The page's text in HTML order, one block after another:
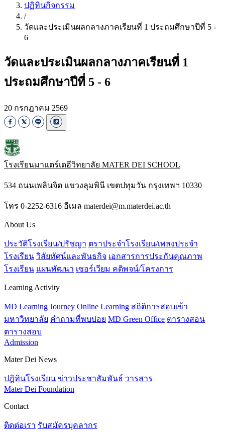
ปฏิทินกิจกรรม
/
วัดและประเมินผลกลางภาคเรียนที่ 1 ประถมศึกษาปีที่ 5 -
6
วัดและประเมินผลกลางภาคเรียนที่ 1
ประถมศึกษาปีที่ 5 - 6
20 กรกฎาคม 2569
โรงเรียนมาแตร์เดอีวิทยาลัย MATER DEI SCHOOL
534 ถนนเพลินจิต แขวงลุมพินี เขตปทุมวัน กรุงเทพฯ 10330
โทร 0-2252-6316 อีเมล materdei@m.materdei.ac.th
About Us
ประวัติโรงเรียน/ปรัชญา ตราประจำโรงเรียน/เพลงประจำ
โรงเรียน วิสัยทัศน์และพันธกิจ เอกสารการประกันคุณภาพ
โรงเรียน แผนพัฒนา เซอร์เวียม คติพจน์/โครงการ
Learning Activity
MD Learning Journey Online Learning สถิติการสอบเข้า
มหาวิทยาลัย คำถามที่พบบ่อย MD Green Office ตารางสอน
ตารางสอบ
Admission
Mater Dei News
ปฎิทินโรงเรียน ข่าวประชาสัมพันธ์ วารสาร
Mater Dei Foundation
Contact
ติดต่อเรา รับสมัครบุคลากร